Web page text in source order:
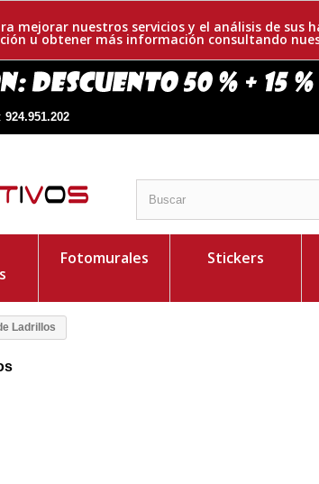
mejorar nuestros servicios y el análisis de sus
u obtener más información consultando
924.951.202
Fotomurales Stickers
Ladrillos